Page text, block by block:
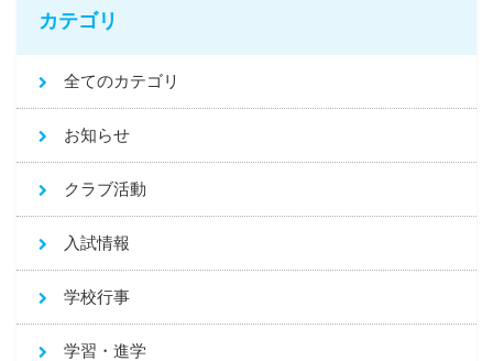
カテゴリ
全てのカテゴリ
お知らせ
クラブ活動
入試情報
学校行事
学習・進学